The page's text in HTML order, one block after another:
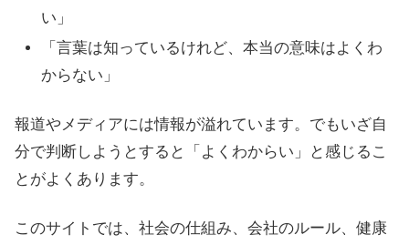
い」
「言葉は知っているけれど、本当の意味はよくわ
からない」
報道やメディアには情報が溢れています。でもいざ自
分で判断しようとすると「よくわからい」と感じるこ
とがよくあります。
このサイトでは、社会の仕組み、会社のルール、健康